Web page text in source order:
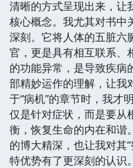
清晰的方式呈现出来，让
核心概念。我尤其对书中
深刻。它将人体的五脏六
官，更是具有相互联系、
的功能异常，是导致疾病
部精妙运作的理解，让我
于“病机”的章节时，我才
仅是针对症状，而是要从
衡，恢复生命的内在和谐
的博大精深，也让我对其
特优势有了更深刻的认识。